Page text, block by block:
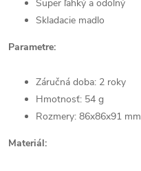
Super ľahký a odolný
Skladacie madlo
Parametre:
Záručná doba: 2 roky
Hmotnosť: 54 g
Rozmery: 86x86x91 mm
Materiál: